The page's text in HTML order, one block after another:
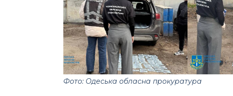
Фото: Одеська обласна прокуратура